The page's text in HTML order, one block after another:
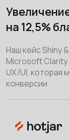
на 12,5%
Наш кейс Shiny
Microsoft Clarity
UX/UI, которая
конверсии.